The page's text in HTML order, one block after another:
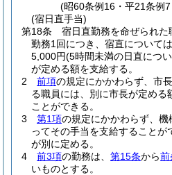
(昭60条例16・平21条例
(宿日直手当)
第18条
宿日直勤務を命ぜられ
勤務1回につき、宿直について
5,000円(5時間未満の日直につ
が定める額を支給する。
2
前項の規定にかかわらず、市
る職員には、別に市長が定める
ことができる。
3
第1項の規定にかかわらず、
ってその手当を支給すること
が別に定める。
4
前3項の勤務は、 第15条から前
いものとする。